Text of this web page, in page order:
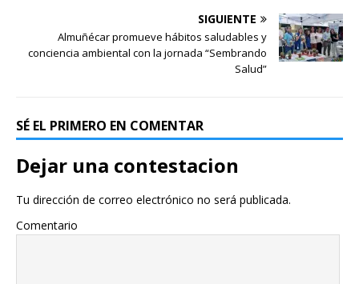
SIGUIENTE
Almuñécar promueve hábitos saludables y
conciencia ambiental con la jornada “Sembrando
Salud”
SÉ EL PRIMERO EN COMENTAR
Dejar una contestacion
Tu dirección de correo electrónico no será publicada.
Comentario